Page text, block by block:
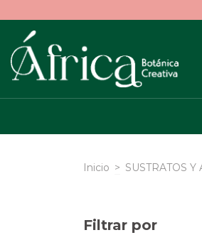
Inicio > SUSTRATOS Y
Filtrar por